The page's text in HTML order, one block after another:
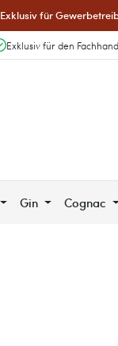
Exklusiv für
Exklusiv für den
Gin Cognac